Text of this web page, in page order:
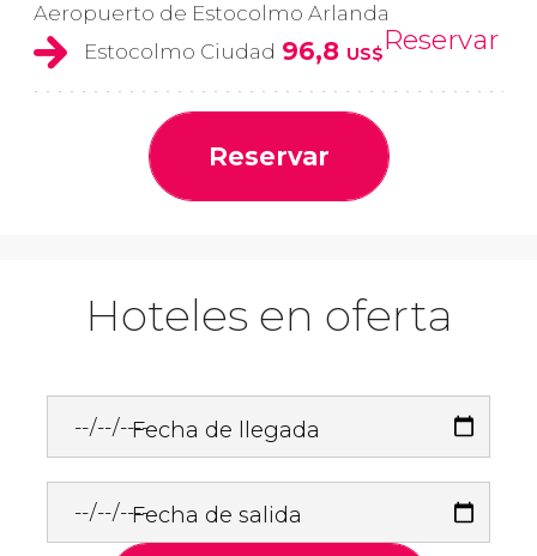
Aeropuerto de Estocolmo Arlanda
Estocolmo Ciudad 96,8 US$Reservar
Reservar
Hoteles en oferta
Fecha de llegada
Fecha de salida